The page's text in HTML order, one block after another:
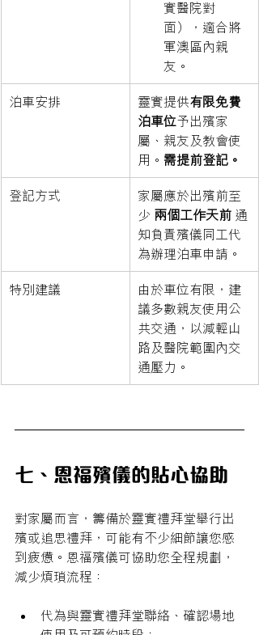
實醫院對
面），適合將
軍澳區內親
友。
泊車安排 靈實提供有限免費
泊車位予出殯家
屬、親友及教會使
用。 需提前登記。
登記方式
家屬應於出殯前至
少 兩個工作天前 通
知負責殯儀同工代
為辦理泊車申請。
特別建議
由於車位有限，建
議多數親友使用公
共交通，以減輕山
路及醫院範圍內交
通壓力。
七、恩福殯儀的貼心協助
對家屬而言，籌備於靈實禮拜堂舉行出
殯或追思禮拜，可能有不少細節讓您感
到疲憊。恩福殯儀可協助您全程規劃，
減少煩瑣流程：
代為與靈實禮拜堂聯絡、確認場地